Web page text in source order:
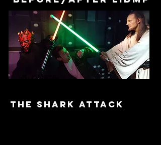
THE SHARK ATTACK